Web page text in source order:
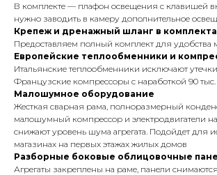
В комплекте — плафон освещения с клавишей
нужно заводить в камеру дополнительное
Крепеж и дренажный шланг в
Предоставляем полный комплект для удобства
Европейские теплообменники и
Итальянские теплообменники исключают
Французские компрессоры с наработкой 90 тыс.
Малошумное оборудование
Жесткая сварная рама, полноразмерный
малошумный компрессор и электродвигатели
снижают уровень шума агрегата. Подойдет для
магазинах на первых этажах жилых домов
Разборные боковые облицовочные
Агрегаты закреплены на раме, панели